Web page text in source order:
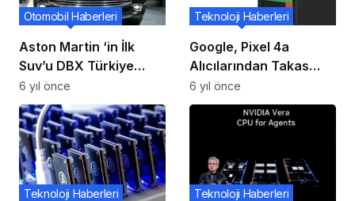
Aston Martin ‘in İlk
Suv’u DBX Türkiye
Pazarında!
Otomobil Haberleri
6 yıl önce
Google, Pixel 4a
Alıcılarından Takas
Cihazlarını Haftalar
Öncesinden
Göndermelerini İstiyor
Teknoloji Haberleri
6 yıl önce
Teknoloji Haberleri Teknoloji Haberleri